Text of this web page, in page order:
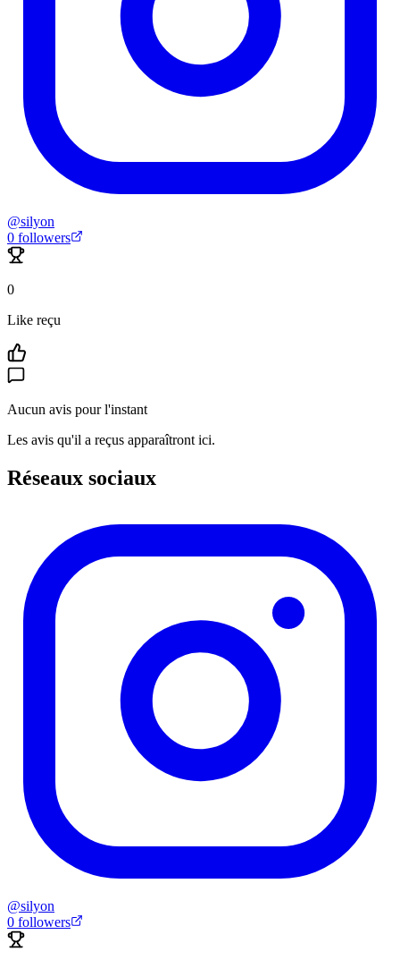
@silyon
0 followers
0
Like reçu
Aucun avis pour l'instant
Les avis qu'il a reçus apparaîtront ici.
Réseaux sociaux
@silyon
0 followers